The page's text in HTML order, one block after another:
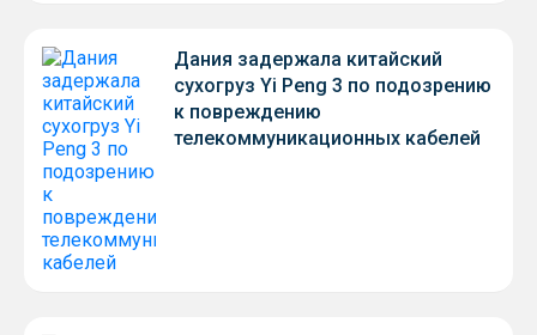
Дания задержала китайский
сухогруз Yi Peng 3 по подозрению
к повреждению
телекоммуникационных кабелей